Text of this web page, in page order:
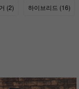
(2) 하이브리드 (16)